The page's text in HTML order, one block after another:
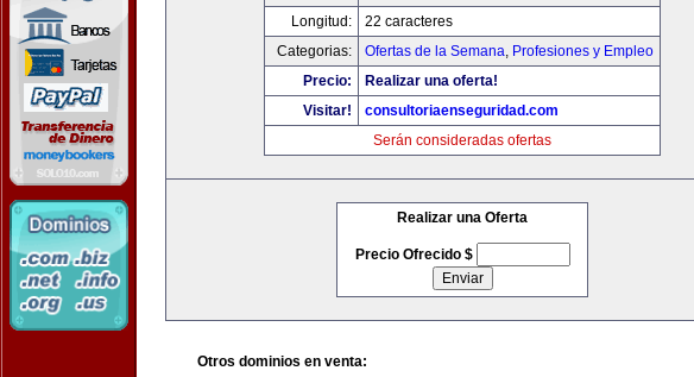
Longitud:
22 caracteres
Categorias:
Ofertas de la Semana, Profesiones y Empleo
Precio:
Realizar una oferta!
Visitar!
consultoriaenseguridad.com
Serán consideradas ofertas
Realizar una Oferta
Precio Ofrecido $
Otros dominios en venta: